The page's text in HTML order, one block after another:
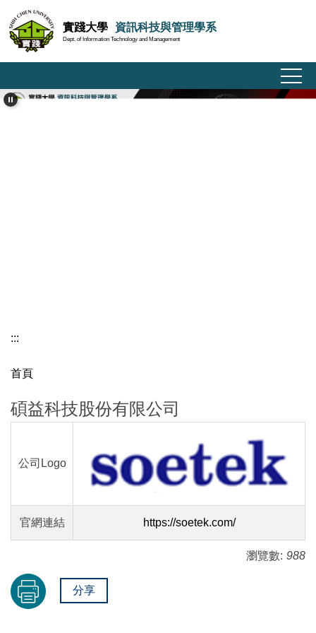
到
主
要
容
實踐大學 資訊科技與管理學系
Dept. of Information Technology and Management
:::
首頁
碩益科技股份有限公司
公司Logo
官網連結 https://soetek.com/
瀏覽數: 988
分享